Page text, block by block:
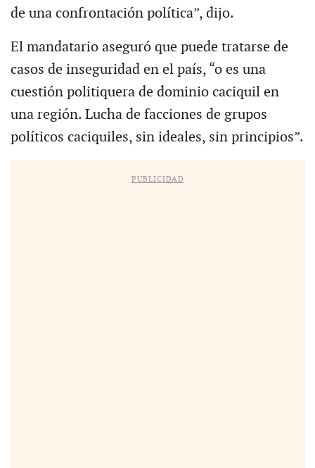
de una confrontación política”, dijo.
El mandatario aseguró que puede tratarse de
casos de inseguridad en el país, “o es una
cuestión politiquera de dominio caciquil en
una región. Lucha de facciones de grupos
políticos caciquiles, sin ideales, sin principios”.
PUBLICIDAD